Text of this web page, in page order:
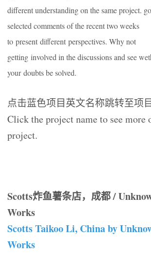
different understanding on the same project.
selected comments of the recent two weeks
to present different perspectives. Why not
getting involved in the discussions and see
your doubts be solved.
点击蓝色项目英文名称跳转至项目
Click the project name to see more
project.
Scotts炸鱼薯条店，成都 /
Works
Scotts Taikoo Li, China by
Works